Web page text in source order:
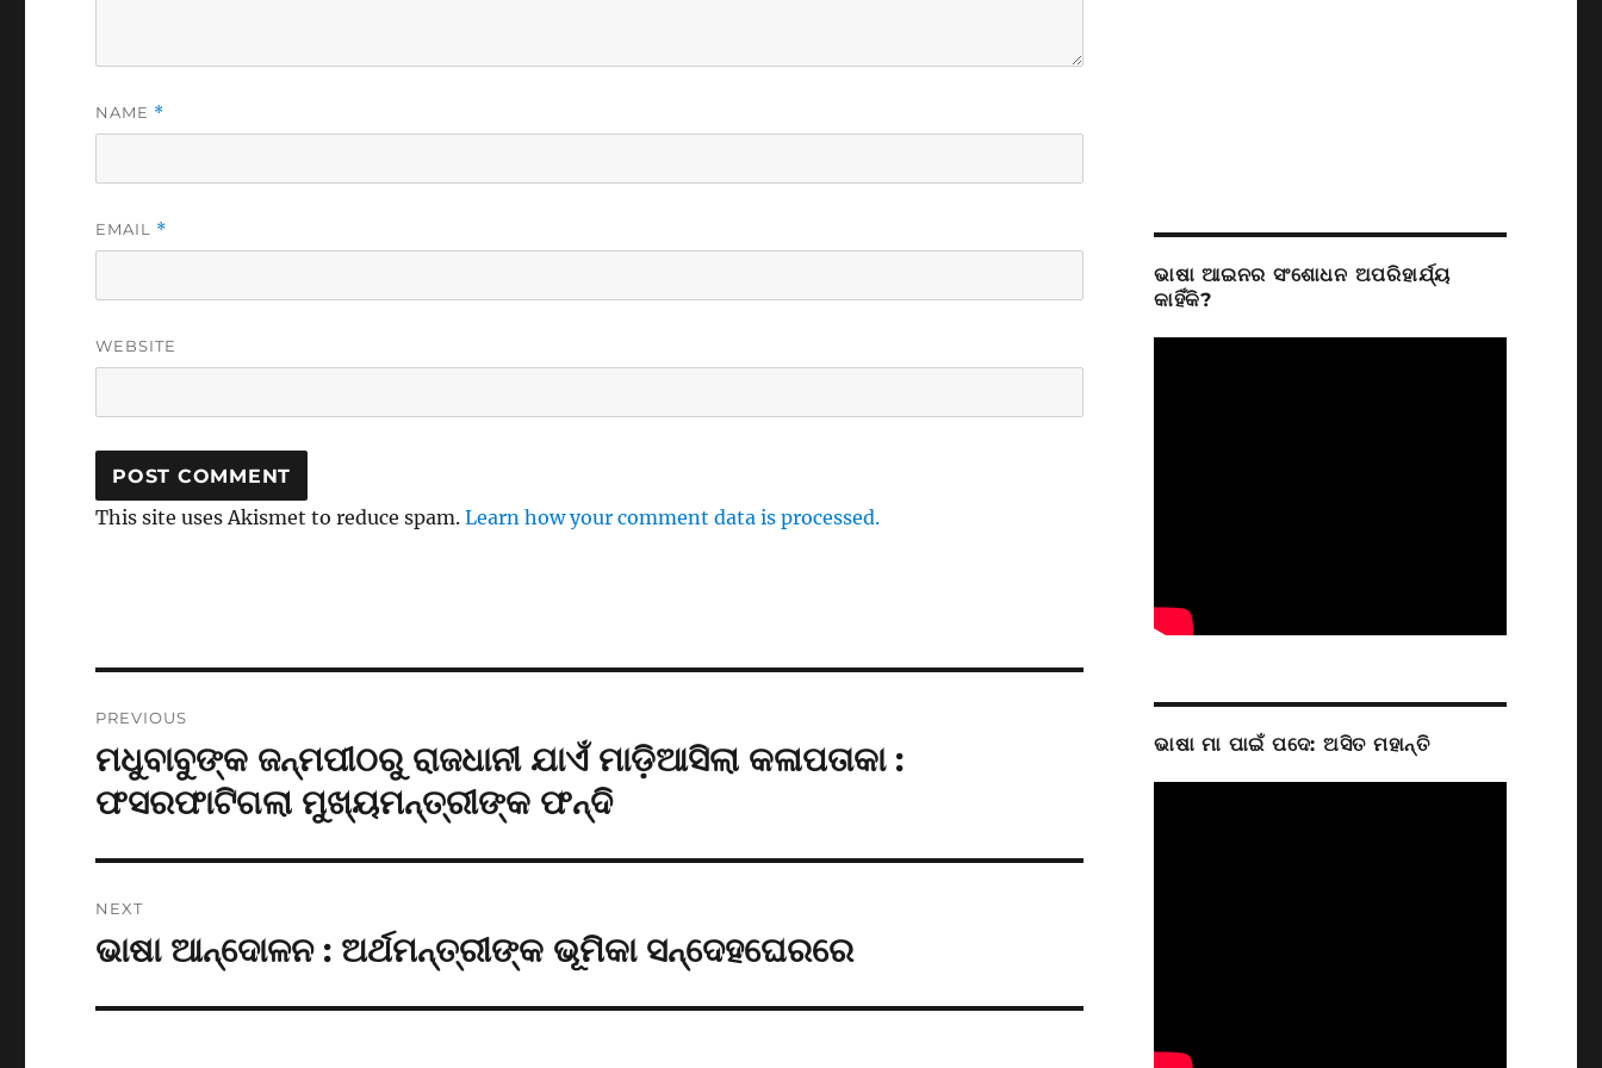
NAME *
EMAIL *
WEBSITE
This site uses Akismet to reduce spam.Learn how your comment data is processed.
navigation
PREVIOUS
Previous
post:
ମଧୁବାବୁଙ୍କ ଜନ୍ମପୀଠରୁ ରାଜଧାନୀ ଯାଏଁ ମାଡ଼ିଆସିଲା କଳାପତାକା :
ଫସରଫାଟିଗଲା ମୁଖ୍ୟମନ୍ତ୍ରୀଙ୍କ ଫନ୍ଦି
NEXT
Next
ଭାଷା ଆନ୍ଦୋଳନ : ଅର୍ଥମନ୍ତ୍ରୀଙ୍କ ଭୂମିକା ସନ୍ଦେହଘେରରେ
ଭାଷା ଆଇନର ସଂଶୋଧନ ଅପରିହାର୍ଯ୍ୟ
କାହିଁକି?
ଭାଷା ମା ପାଇଁ ପଦେ: ଅସିତ ମହାନ୍ତି